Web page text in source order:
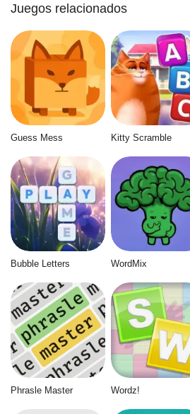
Juegos relacionados
Guess Mess Kitty Scramble
Bubble Letters WordMix
Phrasle Master Wordz!